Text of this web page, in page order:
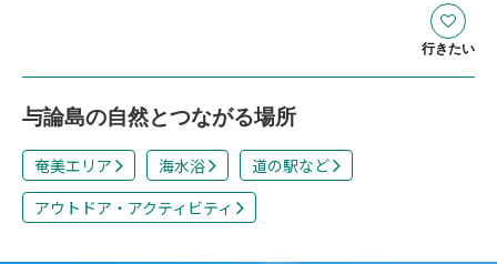
行きたい
与論島の自然とつながる場所
奄美エリア 海水浴
道の駅など
アウトドア・アクティビティ